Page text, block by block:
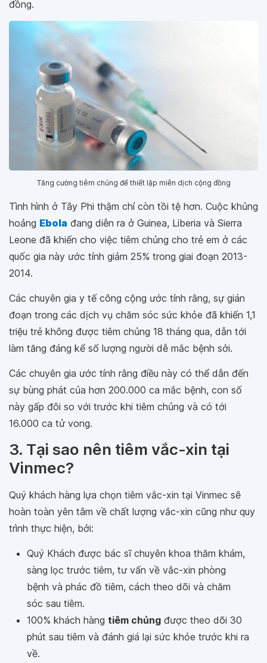
đồng.
Tăng cường tiêm chủng để thiết lập miễn dịch cộng đồng
Tình hình ở Tây Phi thậm chí còn tồi tệ hơn. Cuộc khủng
hoảng Ebola đang diễn ra ở Guinea, Liberia và Sierra
Leone đã khiến cho việc tiêm chủng cho trẻ em ở các
quốc gia này ước tính giảm 25% trong giai đoạn 2013-
2014.
Các chuyên gia y tế công cộng ước tính rằng, sự gián
đoạn trong các dịch vụ chăm sóc sức khỏe đã khiến 1,1
triệu trẻ không được tiêm chủng 18 tháng qua, dẫn tới
làm tăng đáng kể số lượng người dễ mắc bệnh sởi.
Các chuyên gia ước tính rằng điều này có thể dẫn đến
sự bùng phát của hơn 200.000 ca mắc bệnh, con số
này gấp đôi so với trước khi tiêm chủng và có tới
16.000 ca tử vong.
3. Tại sao nên tiêm vắc-xin tại
Vinmec?
Quý khách hàng lựa chọn tiêm vắc-xin tại Vinmec sẽ
hoàn toàn yên tâm về chất lượng vắc-xin cũng như quy
trình thực hiện, bởi:
Quý Khách được bác sĩ chuyên khoa thăm khám,
sàng lọc trước tiêm, tư vấn về vắc-xin phòng
bệnh và phác đồ tiêm, cách theo dõi và chăm
sóc sau tiêm.
100% khách hàng tiêm chủng được theo dõi 30
phút sau tiêm và đánh giá lại sức khỏe trước khi ra
về.